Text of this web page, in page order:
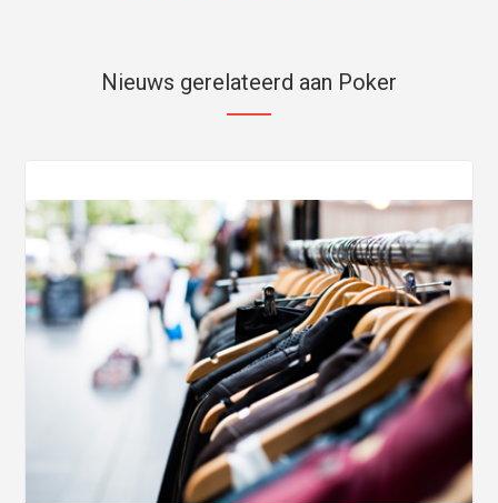
Nieuws gerelateerd aan Poker